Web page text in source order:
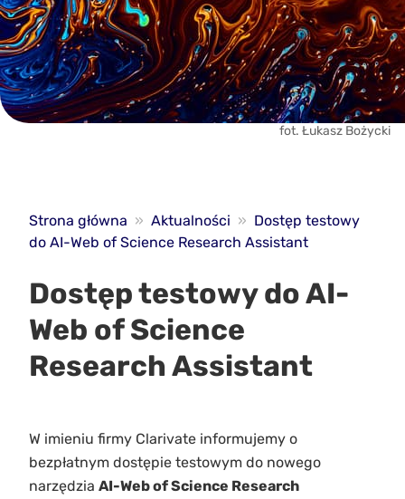
fot. Łukasz Bożycki
Strona główna » Aktualności » Dostęp testowy
do AI-Web of Science Research Assistant
Dostęp testowy do AI-
Web of Science
Research Assistant
W imieniu firmy Clarivate informujemy o
bezpłatnym dostępie testowym do nowego
narzędzia AI-Web of Science Research